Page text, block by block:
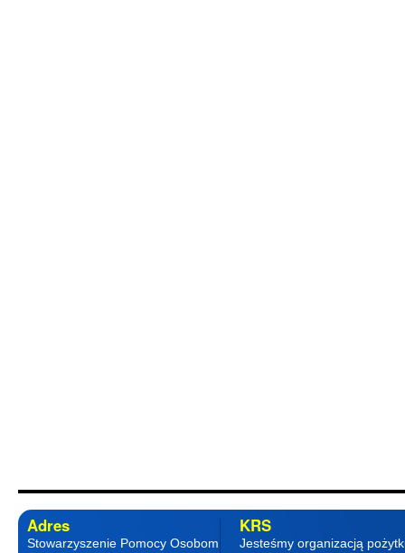
Adres
Stowarzyszenie Pomocy Osobom
KRS
Jesteśmy organizacją